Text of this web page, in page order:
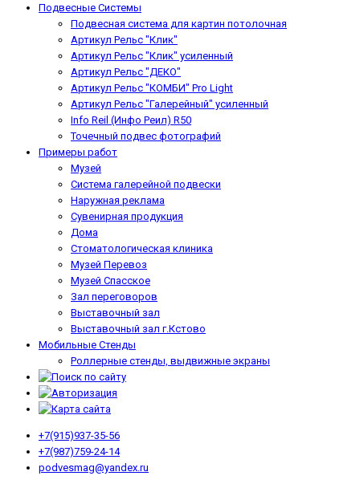
Подвесные Системы
Подвесная система для картин потолочная
Артикул Рельс "Клик"
Артикул Рельс "Клик" усиленный
Артикул Рельс "ДЕКО"
Артикул Рельс "КОМБИ" Pro Light
Артикул Рельс "Галерейный" усиленный
Info Reil (Инфо Реил) R50
Точечный подвес фотографий
Примеры работ
Музей
Система галерейной подвески
Наружная реклама
Сувенирная продукция
Дома
Стоматологическая клиника
Музей Перевоз
Музей Спасское
Зал переговоров
Выставочный зал
Выставочный зал г.Кстово
Мобильные Стенды
Роллерные стенды, выдвижные экраны
+7(915)937-35-56
+7(987)759-24-14
podvesmag@yandex.ru